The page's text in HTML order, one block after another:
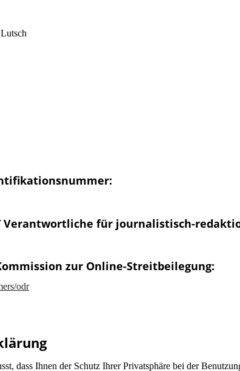
für journalistisch-
zur Online-Streitbeilegung:
odr
dass Ihnen der Schutz Ihrer Privatsphäre bei der